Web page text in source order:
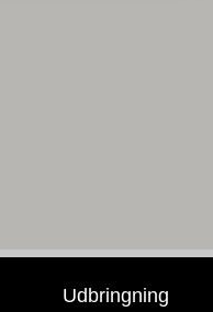
Udbringning